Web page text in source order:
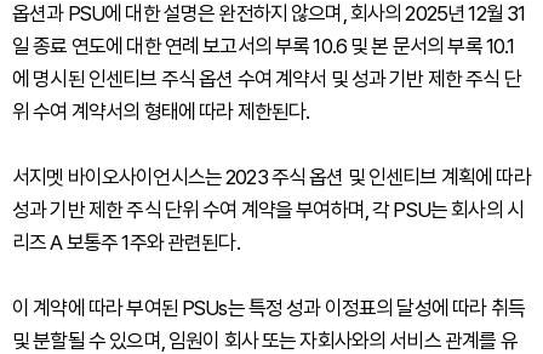
옵션과 PSU에 대한 설명은 완전하지 않으며, 회사의 2025년 12월 31
일 종료 연도에 대한 연례 보고서의 부록 10.6 및 본 문서의 부록 10.1
에 명시된 인센티브 주식 옵션 수여 계약서 및 성과 기반 제한 주식 단
위 수여 계약서의 형태에 따라 제한된다.
서지멧 바이오사이언시스는 2023 주식 옵션 및 인센티브 계획에 따라
성과 기반 제한 주식 단위 수여 계약을 부여하며, 각 PSU는 회사의 시
리즈 A 보통주 1주와 관련된다.
이 계약에 따라 부여된 PSUs는 특정 성과 이정표의 달성에 따라 취득
및 분할될 수 있으며, 임원이 회사 또는 자회사와의 서비스 관계를 유